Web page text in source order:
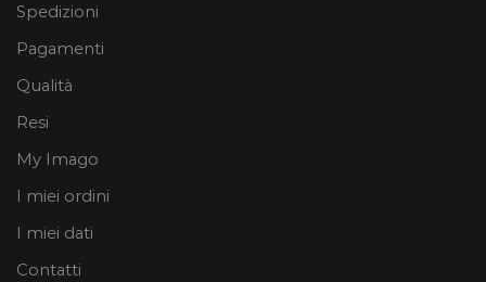
Spedizioni
Pagamenti
Qualità
Resi
My Imago
I miei ordini
I miei dati
Contatti